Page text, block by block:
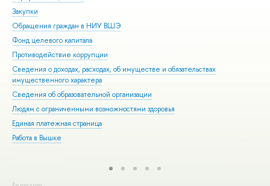
Закупки
Обращения граждан в НИУ ВШЭ
Фонд целевого капитала
Противодействие коррупции
Сведения о доходах, расходах, об имуществе и обязательствах
имущественного характера
Сведения об образовательной организации
Людям с ограниченными возможностями здоровья
Единая платежная страница
Работа в Вышке